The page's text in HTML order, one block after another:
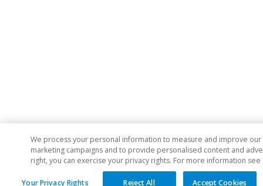
We process your personal information to measure and improve
marketing campaigns and to provide personalised content and
right, you can exercise your privacy rights. For more information
Your Privacy Rights Reject All Accept Cookies